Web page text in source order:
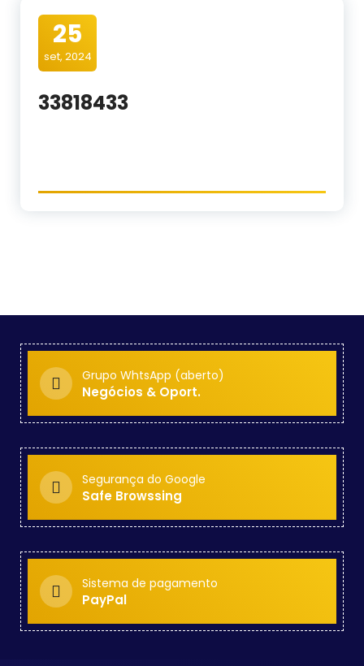
25
set, 2024
33818433
Grupo WhtsApp (aberto)
Negócios & Oport.
Segurança do Google
Safe Browssing
Sistema de pagamento
PayPal